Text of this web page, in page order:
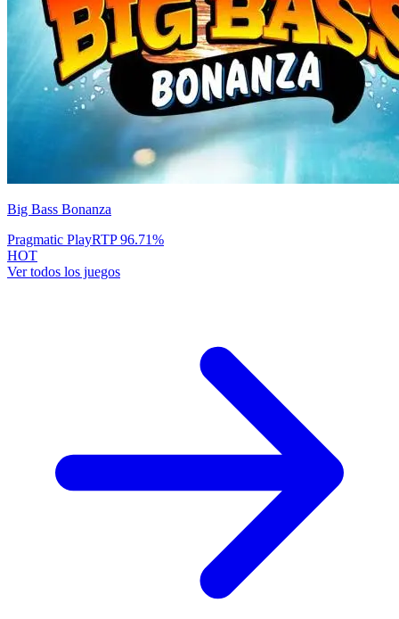
Big Bass Bonanza
Pragmatic PlayRTP96.71%
HOT
Ver todos los juegos